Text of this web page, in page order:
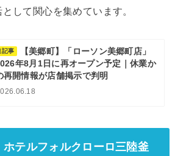
して関心を集めています。
記事
【美郷町】「ローソン美郷町店」
年8月1日に再オープン予定｜休業か
再開情報が店舗掲示で判明
ホテルフォルクローロ三陸釜